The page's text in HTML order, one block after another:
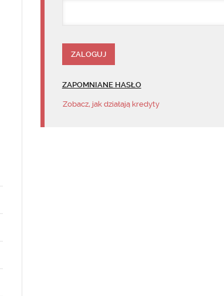
ZAPOMNIANE HASŁO
Zobacz, jak działają kredyty